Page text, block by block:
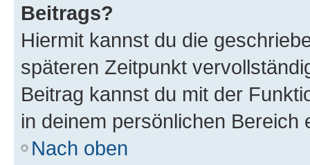
Beitrags?
Hiermit kannst du die
späteren Zeitpunkt
Beitrag kannst du mit der
in deinem persönlichen Bereich
Nach oben